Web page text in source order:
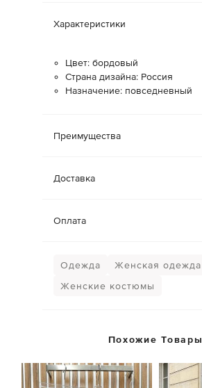
Характеристики
Цвет: бордовый
Страна дизайна: Россия
Назначение: повседневный
Преимущества
Доставка
Оплата
Одежда
Женская одежда
Женские костюмы
Похожие Товары